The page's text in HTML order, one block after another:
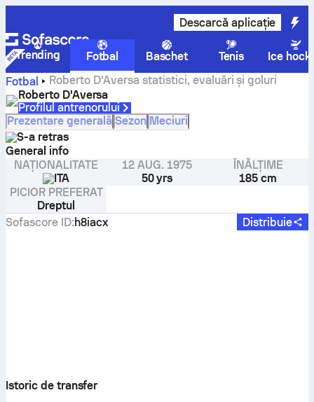
Descarcă aplicație
Trending Fotbal Baschet Tenis
Ice
Fotbal
Roberto D'Aversa statistici, evaluări și goluri
Roberto D'Aversa
Profilul antrenorului
Prezentare generală Sezon Meciuri
S-a retras
General info
NAȚIONALITATE
ITA
12 AUG. 1975
50 yrs
ÎNĂLȚIME
185 cm
PICIOR PREFERAT
Dreptul
Sofascore ID:h8iacx Distribuie
Istoric de transfer